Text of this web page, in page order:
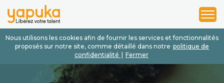
Nous utilisons les cookies afin de fournir les services et fonctionnalités
proposés sur notre site, comme détaillé dans notre politique de
confidentialité
Fermer
1
2
3